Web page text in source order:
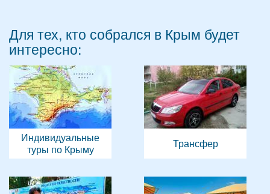
Для тех, кто собрался в Крым будет
интересно:
Индивидуальные
туры по Крыму
Трансфер